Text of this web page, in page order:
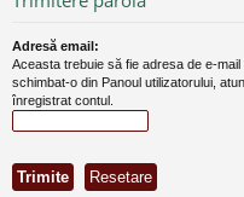
Adresă email:
Aceasta trebuie să fie adresa de e-
schimbat-o din Panoul utilizatorului,
înregistrat contul.